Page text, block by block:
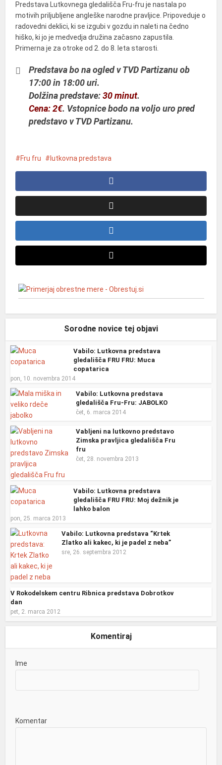
Predstava Lutkovnega gledališča Fru-fru je nastala po
motivih priljubljene angleške narodne pravljice. Pripoveduje o
radovedni deklici, ki se izgubi v gozdu in naleti na čedno
hiško, ki jo je medvedja družina začasno zapustila.
Primerna je za otroke od 2. do 8. leta starosti.
Predstava bo na ogled v TVD Partizanu ob
17:00 in 18:00 uri.
Dolžina predstave:30 minut.
Cena: 2€. Vstopnice bodo na voljo uro pred
predstavo v TVD Partizanu.
Fru fru lutkovna predstava
Sorodne novice tej objavi
Vabilo: Lutkovna predstava
gledališča FRU FRU: Muca
copatarica
pon, 10. novembra 2014
Vabilo: Lutkovna predstava
gledališča Fru-Fru: JABOLKO
čet, 6. marca 2014
Vabljeni na lutkovno predstavo
Zimska pravljica gledališča Fru
fru
čet, 28. novembra 2013
Vabilo: Lutkovna predstava
gledališča FRU FRU: Moj dežnik je
lahko balon
pon, 25. marca 2013
Vabilo: Lutkovna predstava “Krtek
Zlatko ali kakec, ki je padel z neba”
sre, 26. septembra 2012
V Rokodelskem centru Ribnica predstava Dobrotkov
dan
pet, 2. marca 2012
Komentiraj
Ime
Komentar